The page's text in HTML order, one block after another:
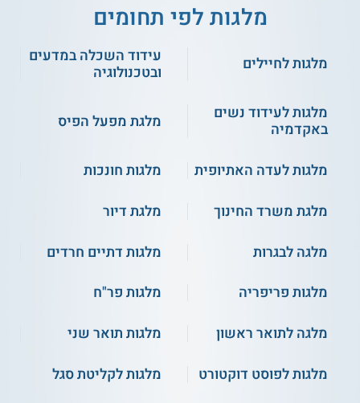
מלגות לפי תחומים
מלגות לחיילים
עידוד השכלה במדעים
ובטכנולוגיה
מלגות לעידוד נשים
באקדמיה
מלגת מפעל הפיס
מלגות לעדה האתיופית
מלגות חונכות
מלגת משרד החינוך
מלגת דיור
מלגה לבגרות
מלגות דתיים חרדים
מלגות פריפריה
מלגות פר"ח
מלגה לתואר ראשון
מלגות תואר שני
מלגות לפוסט דוקטורט
מלגות לקליטת סגל